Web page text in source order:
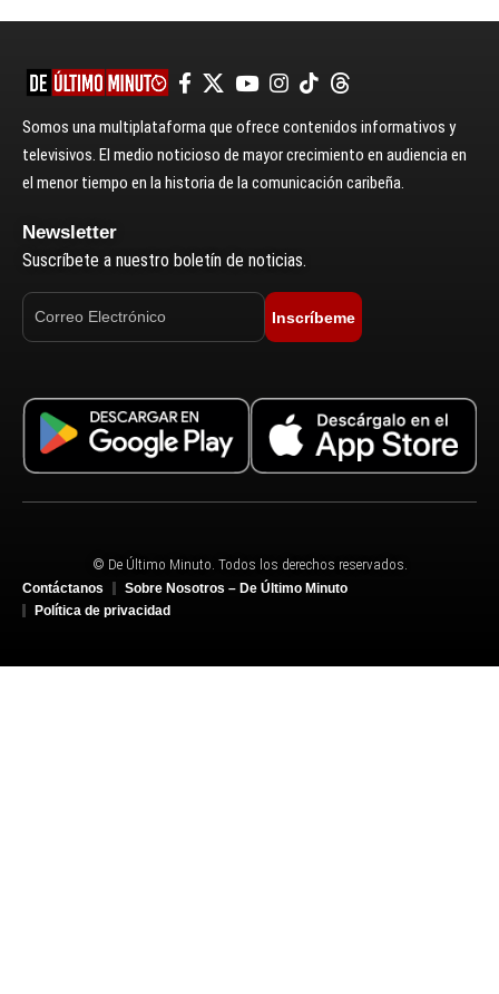
Somos una multiplataforma que ofrece contenidos informativos y
televisivos. El medio noticioso de mayor crecimiento en audiencia en
el menor tiempo en la historia de la comunicación caribeña.
Newsletter
Suscríbete a nuestro boletín de noticias.
Inscríbeme
© De Último Minuto. Todos los derechos reservados.
Contáctanos
Sobre Nosotros – De Último Minuto
Política de privacidad